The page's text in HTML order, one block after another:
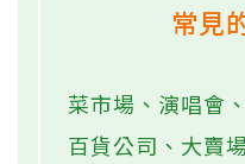
常見
菜市場、演唱會
百貨公司、大賣